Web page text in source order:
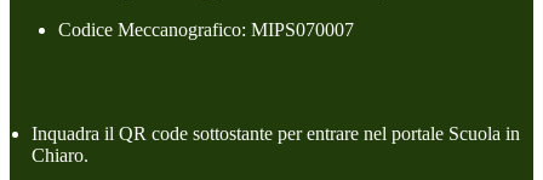
Codice Meccanografico: MIPS070007
Inquadra il QR code sottostante per entrare nel portale Scuola in
Chiaro.